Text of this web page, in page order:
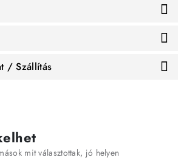
/ Szállítás
mit választottak, jó helyen